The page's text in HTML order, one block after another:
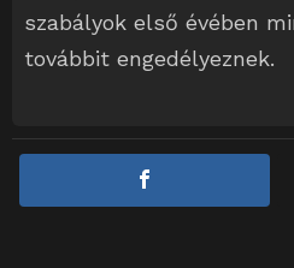
szabályok első évében
továbbit engedélyeznek.